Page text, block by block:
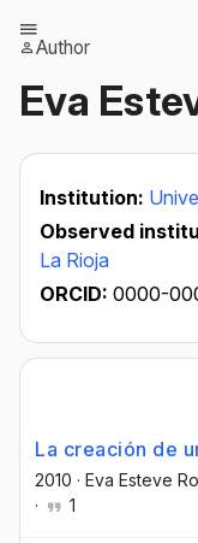
Author
Eva
Institution:
Observed
La Rioja
ORCID: 0000-
La creación de
2010 · Eva Esteve
·
1